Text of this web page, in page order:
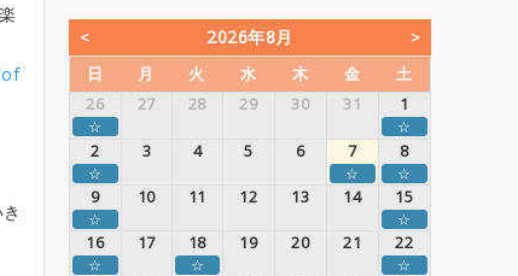
2026年8月
日 月 火 水 木 金
土
26
27 28 29 30 31 1
☆ ☆
2 3 4 5 6 7 8
☆ ☆ ☆
9 10 11 12 13 14 15
☆ ☆
16 17 18 19 20 21 22
☆ ☆ ☆